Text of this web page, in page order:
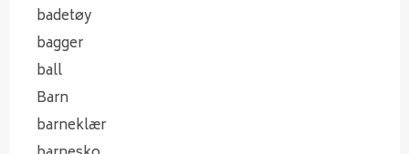
badetøy
bagger
ball
Barn
barneklær